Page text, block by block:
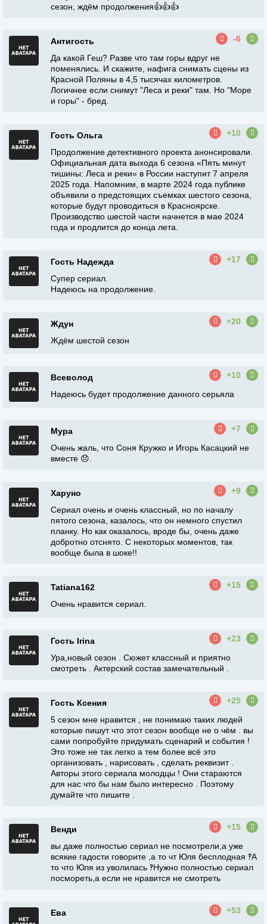
сезон, ждём продолжения👍👍👍
Антигость
-6
Да какой Геш? Разве что там горы вдруг не
поменялись. И скажите, нафига снимать сцены из
Красной Поляны в 4,5 тысячах километров.
Логичнее если снимут "Леса и реки" там. Но "Море
и горы" - бред.
Гость Ольга
+10
Продолжение детективного проекта анонсировали.
Официальная дата выхода 6 сезона «Пять минут
тишины: Леса и реки» в России наступит 7 апреля
2025 года. Напомним, в марте 2024 года публике
объявили о предстоящих съемках шестого сезона,
которые будут проводиться в Красноярске.
Производство шестой части начнется в мае 2024
года и продлится до конца лета.
Гость Надежда
+17
Супер сериал.
Надеюсь на продолжение.
Ждун
+20
Ждём шестой сезон
Всеволод
+10
Надеюсь будет продолжение данного серьяла
Мура
+7
Очень жаль, что Соня Кружко и Игорь Касацкий не
вместе 😞.
Харуно
+9
Сериал очень и очень классный, но по началу
пятого сезона, казалось, что он немного спустил
планку. Но как оказалось, вроде бы, очень даже
добротно отснято. С некоторых моментов, так
вообще была в шоке!!
Tatiana162
+15
Очень нравится сериал.
Гость Irina
+23
Ура,новый сезон . Сюжет классный и приятно
смотреть . Актерский состав замечательный .
Гость Ксения
+25
5 сезон мне нравится , не понимаю таких людей
которые пишут что этот сезон вообще не о чём . вы
сами попробуйте придумать сценарий и события !
Это тоже не так легко а тем более всё это
организовать , нарисовать , сделать реквизит .
Авторы этого сериала молодцы ! Они стараются
для нас что бы нам было интересно . Поэтому
думайте что пишите .
Венди
+15
вы даже полностью сериал не посмотрели,а уже
всякие гадости говорите ,а то чт Юля бесплодная ‽А
то что Юля из уволилась ‽Нужно полностью сериал
посмореть,а если не нравится не смотреть
Ева
+53